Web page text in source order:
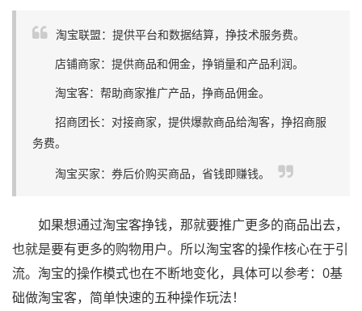
淘宝联盟：提供平台和数据结算，挣技术服务费。
店铺商家：提供商品和佣金，挣销量和产品利润。
淘宝客：帮助商家推广产品，挣商品佣金。
招商团长：对接商家，提供爆款商品给淘客，挣招商服
务费。
淘宝买家：券后价购买商品，省钱即赚钱。
如果想通过淘宝客挣钱，那就要推广更多的商品出去，
也就是要有更多的购物用户。所以淘宝客的操作核心在于引
流。淘宝的操作模式也在不断地变化，具体可以参考：0基
础做淘宝客，简单快速的五种操作玩法！